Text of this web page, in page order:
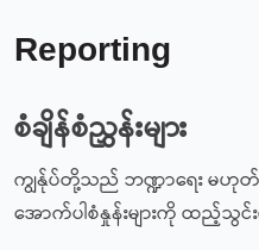
Reporting
စံချိန်စံညွှန်းများ
ကျွန်ုပ်တို့သည် ဘဏ္ဍာရေး မဟု
အောက်ပါစံနှုန်းများကို ထည့်သွင်